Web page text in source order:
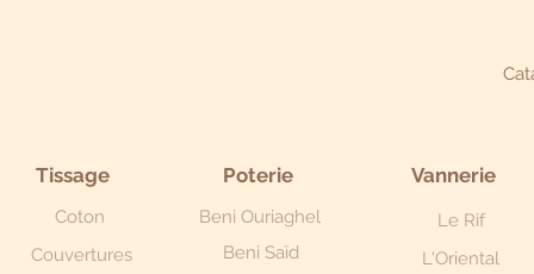
Tissage
Coton
Couvertures
Poterie
Beni Ouriaghel
Beni Saïd
Vannerie
Le Rif
L'Oriental